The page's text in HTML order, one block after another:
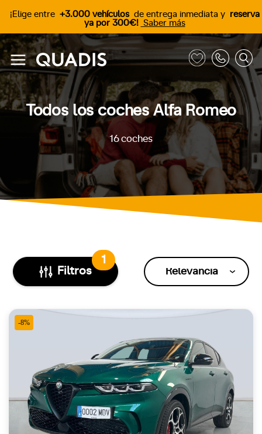
¡Elige entre +3.000 vehículos de entrega inmediata y reserva
ya por 300€! Saber más
Todos los coches Alfa Romeo
16coches
Filtros
1
Relevancia
-8%